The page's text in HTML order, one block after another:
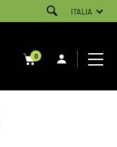
ITALIA
0